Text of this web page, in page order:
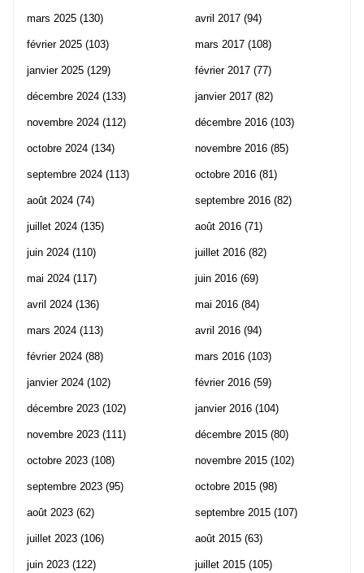
mars 2025 (130)
février 2025 (103)
janvier 2025 (129)
décembre 2024 (133)
novembre 2024 (112)
octobre 2024 (134)
septembre 2024 (113)
août 2024 (74)
juillet 2024 (135)
juin 2024 (110)
mai 2024 (117)
avril 2024 (136)
mars 2024 (113)
février 2024 (88)
janvier 2024 (102)
décembre 2023 (102)
novembre 2023 (111)
octobre 2023 (108)
septembre 2023 (95)
août 2023 (62)
juillet 2023 (106)
juin 2023 (122)
avril 2017 (94)
mars 2017 (108)
février 2017 (77)
janvier 2017 (82)
décembre 2016 (103)
novembre 2016 (85)
octobre 2016 (81)
septembre 2016 (82)
août 2016 (71)
juillet 2016 (82)
juin 2016 (69)
mai 2016 (84)
avril 2016 (94)
mars 2016 (103)
février 2016 (59)
janvier 2016 (104)
décembre 2015 (80)
novembre 2015 (102)
octobre 2015 (98)
septembre 2015 (107)
août 2015 (63)
juillet 2015 (105)